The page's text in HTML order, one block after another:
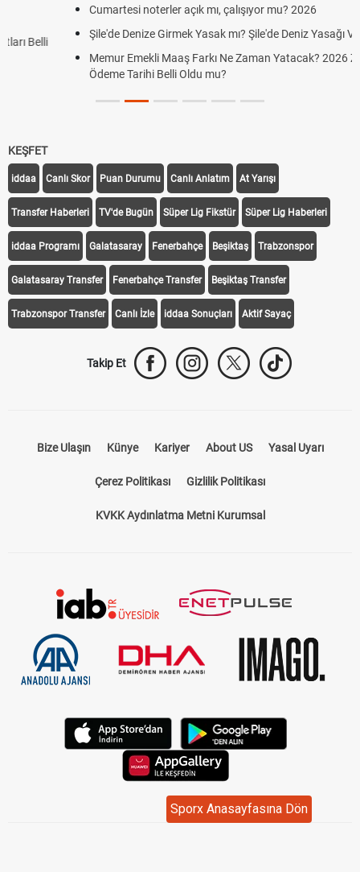
Sporx Anasayfasına Dön
Cumartesi noterler açık mı, çalışıyor mu? 2026
Şile'de Denize Girmek Yasak mı? Şile'de Deniz Yasağı Var mı?
Memur Emekli Maaş Farkı Ne Zaman Yatacak? 2026 Zam Farkı
Ödeme Tarihi Belli Oldu mu?
KEŞFET
iddaa Canlı Skor Puan Durumu Canlı Anlatım At Yarışı
Transfer Haberleri TV'de Bugün Süper Lig Fikstür Süper Lig Haberleri
iddaa Programı Galatasaray Fenerbahçe Beşiktaş Trabzonspor
Galatasaray Transfer Fenerbahçe Transfer Beşiktaş Transfer
Trabzonspor Transfer Canlı İzle iddaa Sonuçları Aktif Sayaç
Takip Et
Bize Ulaşın Künye Kariyer About US Yasal Uyarı
Çerez Politikası Gizlilik Politikası
KVKK Aydınlatma Metni Kurumsal